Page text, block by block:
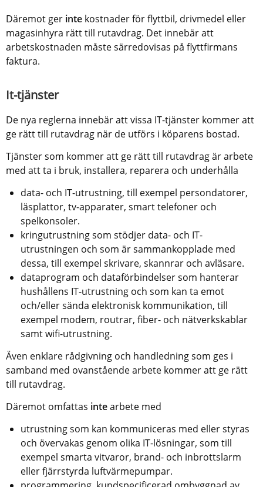
Däremot ger inte kostnader för flyttbil, drivmedel eller
magasinhyra rätt till rutavdrag. Det innebär att
arbetskostnaden måste särredovisas på flyttfirmans
faktura.
It-tjänster
De nya reglerna innebär att vissa IT-tjänster kommer att
ge rätt till rutavdrag när de utförs i köparens bostad.
Tjänster som kommer att ge rätt till rutavdrag är arbete
med att ta i bruk, installera, reparera och underhålla
data- och IT-utrustning, till exempel persondatorer,
läsplattor, tv-apparater, smart telefoner och
spelkonsoler.
kringutrustning som stödjer data- och IT-
utrustningen och som är sammankopplade med
dessa, till exempel skrivare, skannrar och avläsare.
dataprogram och dataförbindelser som hanterar
hushållens IT-utrustning och som kan ta emot
och/eller sända elektronisk kommunikation, till
exempel modem, routrar, fiber- och nätverkskablar
samt wifi-utrustning.
Även enklare rådgivning och handledning som ges i
samband med ovanstående arbete kommer att ge rätt
till rutavdrag.
Däremot omfattas inte arbete med
utrustning som kan kommuniceras med eller styras
och övervakas genom olika IT-lösningar, som till
exempel smarta vitvaror, brand- och inbrottslarm
eller fjärrstyrda luftvärmepumpar.